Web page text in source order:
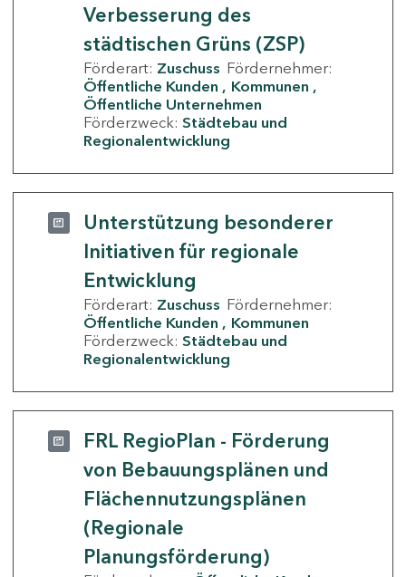
Verbesserung des
städtischen Grüns (ZSP)
Förderart: Zuschuss Fördernehmer:
Öffentliche Kunden
Kommunen
Öffentliche Unternehmen
Förderzweck: Städtebau und
Regionalentwicklung
Unterstützung besonderer
Initiativen für regionale
Entwicklung
Förderart: Zuschuss Fördernehmer:
Öffentliche Kunden
Kommunen
Förderzweck: Städtebau und
Regionalentwicklung
FRL RegioPlan - Förderung
von Bebauungsplänen und
Flächennutzungsplänen
(Regionale
Planungsförderung)